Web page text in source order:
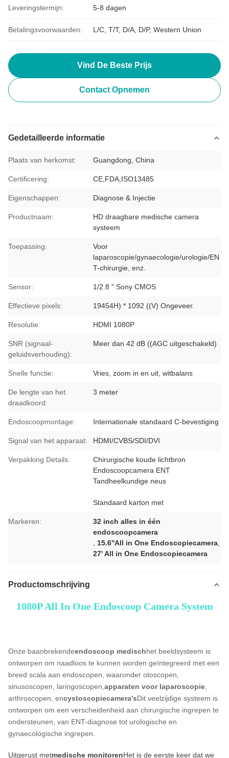
Leveringstermijn: 5-8 dagen
Betalingsvoorwaarden: L/C, T/T, D/A, D/P, Western Union
Vind De Beste Prijs
Contact Opnemen
Gedetailleerde informatie
Plaats van herkomst: Guangdong, China
Certificering: CE,FDA,ISO13485
Eigenschappen: Diagnose & Injectie
Productnaam:
HD draagbare medische camera
systeem
Toepassing:
Voor
laparoscopie/gynaecologie/urologie/EN
T-chirurgie, enz.
Sensor: 1/2.8 " Sony CMOS
Effectieve pixels: 19454H) * 1092 ((V) Ongeveer.
Resolutie: HDMI 1080P
SNR (signaal-
geluidsverhouding):
Meer dan 42 dB ((AGC uitgeschakeld)
Snelle functie: Vries, zoom in en uit, witbalans
De lengte van het
draadkoord:
3 meter
Endoscoopmontage: Internationale standaard C-bevestiging
Signal van het apparaat: HDMI/CVBS/SDI/DVI
Verpakking Details:
Chirurgische koude lichtbron
Endoscoopcamera ENT
Tandheelkundige neus
Standaard karton met
Markeren:
32 inch alles in één
endoscoopcamera
15.6''All in One Endoscopiecamera
27' All in One Endoscopiecamera
Productomschrijving
1080P All In One Endoscoop Camera System
Onze baanbrekendeendoscoop medischhet beeldsysteem is
ontworpen om naadloos te kunnen worden geïntegreerd met een
breed scala aan endoscopen, waaronder otoscopen,
sinusoscopen, laringoscopen, apparaten voor laparoscopie
arthroscopen, encystoscopiecamera'sDit veelzijdige systeem is
ontworpen om een verscheidenheid aan chirurgische ingrepen te
ondersteunen, van ENT-diagnose tot urologische en
gynaecologische ingrepen.
Uitgerust metmedische monitorenHet is de eerste keer dat we